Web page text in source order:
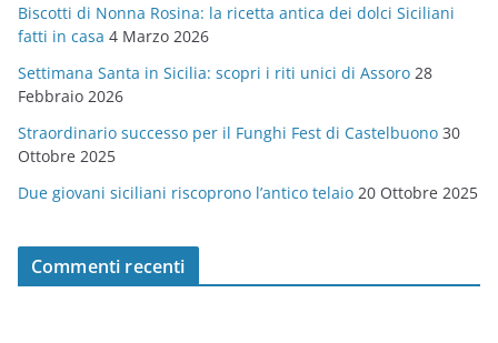
i
e
Biscotti di Nonna Rosina: la ricetta antica dei dolci Siciliani
fatti in casa 4 Marzo 2026
Settimana Santa in Sicilia: scopri i riti unici di Assoro 28
Febbraio 2026
Straordinario successo per il Funghi Fest di Castelbuono 30
Ottobre 2025
Due giovani siciliani riscoprono l’antico telaio 20 Ottobre 2025
Commenti recenti